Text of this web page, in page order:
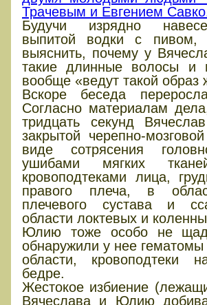
Трачевым и Евгением
Будучи изрядно
выпитой водки с пивом,
выяснить, почему у
такие длинные волосы и
вообще «ведут такой образ
Вскоре беседа
Согласно материалам
тридцать секунд
закрытой черепно-
виде сотрясения
ушибами мягких
кровоподтеками лица,
правого плеча, в
плечевого сустава и
области локтевых и
Юлию тоже особо не
обнаружили у нее гематомы
области, кровоподтеки
бедре.
Жестокое избиение
Вячеслава и Юлию